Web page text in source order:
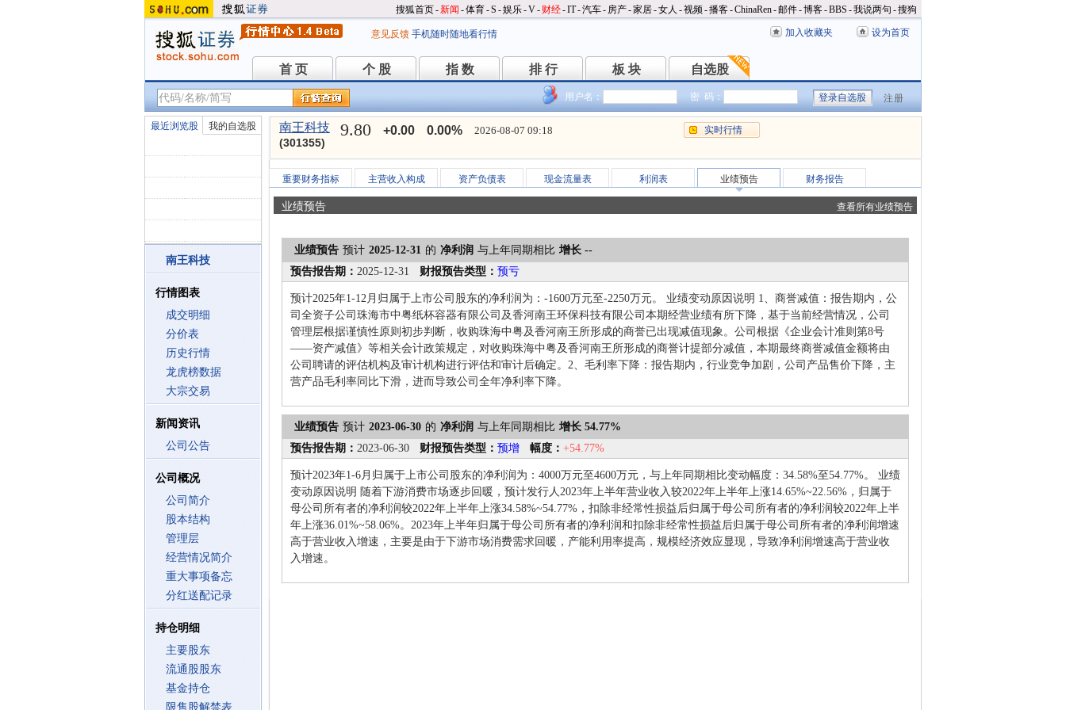
搜狐首页-新闻 -体育-S -娱乐-V- 财经-IT-汽车- 房产-家居-女人 -视频-播客-ChinaRen-邮件-博客-BBS -我说两句 -搜狗
意见反馈 手机随时随地看行情 加入收藏夹 设为首页
首 页
首 页 个 股
个 股 指 数
指 数 排 行
排 行 板 块
板 块 自选股
自选股
用户名： 密 码： 注册
最近浏览股 我的自选股
南王科技
行情图表
成交明细
分价表
历史行情
龙虎榜数据
大宗交易
新闻资讯
公司公告
公司概况
公司简介
股本结构
管理层
经营情况简介
重大事项备忘
分红送配记录
持仓明细
主要股东
流通股股东
基金持仓
限售股解禁表
南王科技
(301355)
9.80 +0.00 0.00% 2026-08-07 09:18 实时行情
重要财务指标 主营收入构成 资产负债表 现金流量表 利润表 业绩预告 财务报告
业绩预告 查看所有业绩预告
业绩预告 预计 2025-12-31 的 净利润 与上年同期相比 增长 --
预告报告期： 2025-12-31 财报预告类型： 预亏
预计2025年1-12月归属于上市公司股东的净利润为：-1600万元至-2250万元。 业绩变动原因说明 1、商誉减值：报告期内，公
司全资子公司珠海市中粤纸杯容器有限公司及香河南王环保科技有限公司本期经营业绩有所下降，基于当前经营情况，公司
管理层根据谨慎性原则初步判断，收购珠海中粤及香河南王所形成的商誉已出现减值现象。公司根据《企业会计准则第8号
——资产减值》等相关会计政策规定，对收购珠海中粤及香河南王所形成的商誉计提部分减值，本期最终商誉减值金额将由
公司聘请的评估机构及审计机构进行评估和审计后确定。2、毛利率下降：报告期内，行业竞争加剧，公司产品售价下降，主
营产品毛利率同比下滑，进而导致公司全年净利率下降。
业绩预告 预计 2023-06-30 的 净利润 与上年同期相比 增长 54.77%
预告报告期： 2023-06-30 财报预告类型： 预增 幅度： +54.77%
预计2023年1-6月归属于上市公司股东的净利润为：4000万元至4600万元，与上年同期相比变动幅度：34.58%至54.77%。 业绩
变动原因说明 随着下游消费市场逐步回暖，预计发行人2023年上半年营业收入较2022年上半年上涨14.65%~22.56%，归属于
母公司所有者的净利润较2022年上半年上涨34.58%~54.77%，扣除非经常性损益后归属于母公司所有者的净利润较2022年上半
年上涨36.01%~58.06%。2023年上半年归属于母公司所有者的净利润和扣除非经常性损益后归属于母公司所有者的净利润增速
高于营业收入增速，主要是由于下游市场消费需求回暖，产能利用率提高，规模经济效应显现，导致净利润增速高于营业收
入增速。